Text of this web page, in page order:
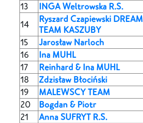
13
INGA Weltrowska R.S.
14
Ryszard Czapiewski DREAM
TEAM KASZUBY
15
Jarosław Narloch
16
Ina MUHL
17
Reinhard & Ina MUHL
18
Zdzisław Błociński
19
MALEWSCY TEAM
20
Bogdan & Piotr
21
Anna SUFRYT R.S.